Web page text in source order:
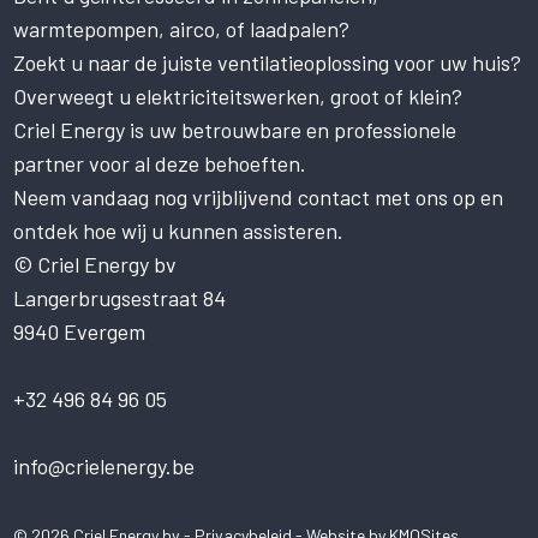
warmtepompen, airco, of laadpalen?
Zoekt u naar de juiste ventilatieoplossing voor uw huis?
Overweegt u elektriciteitswerken, groot of klein?
Criel Energy is uw betrouwbare en professionele
partner voor al deze behoeften.
Neem vandaag nog vrijblijvend contact met ons op en
ontdek hoe wij u kunnen assisteren.
© Criel Energy bv
Langerbrugsestraat 84
9940 Evergem
+32 496 84 96 05
info@crielenergy.be
van cookies.
Deze website gebruikt cookies om uw
gebruikerservaring te verbeteren. Door
onze website te gebruiken, stemt u in met
alle cookies in overeenstemming met ons
Cookiebeleid.Lees verder
STRIKT NOODZAKELIJK
PRESTATIE
TARGETING
FUNCTIONEEL
NIET-GECLASSIFICEERD